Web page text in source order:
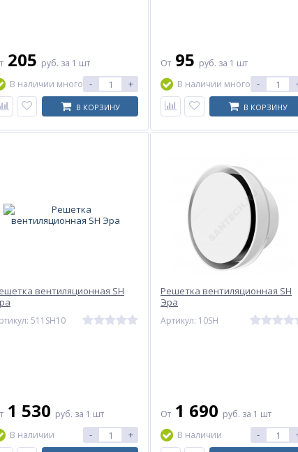
205 руб. за 1 шт
В наличии много - +
В КОРЗИНУ
От 95 руб. за 1 шт
В наличии много -
В КОРЗИНУ
вентиляционная SH
511SH10
1 530 руб. за 1 шт
В наличии
- +
Решетка вентиляционная SH
Эра
Артикул: 10SH
От 1 690 руб. за 1 шт
В наличии
-